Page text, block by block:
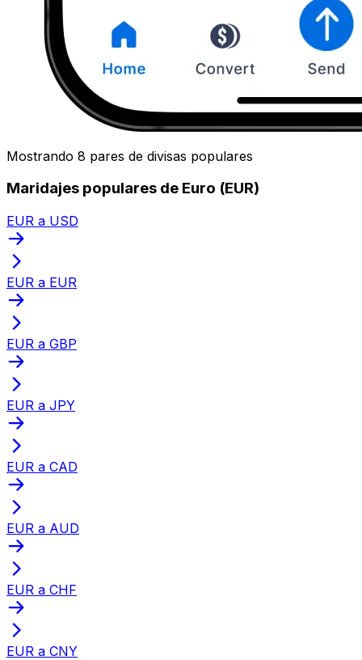
Mostrando 8 pares de divisas populares
Maridajes populares de Euro (EUR)
EUR a USD
EUR a EUR
EUR a GBP
EUR a JPY
EUR a CAD
EUR a AUD
EUR a CHF
EUR a CNY